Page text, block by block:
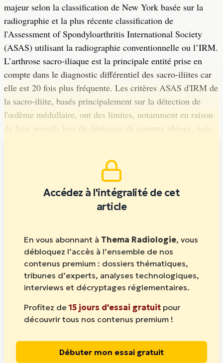
majeur selon la classification de New York basée sur la
radiographie et la plus récente classification de
l'Assessment of Spondyloarthritis International Society
(ASAS) utilisant la radiographie conventionnelle ou l’IRM.
L’arthrose sacro-iliaque est la principale entité prise en
compte dans le diagnostic différentiel des sacro-iliites car
elle est 20 fois plus fréquente. Les critères ASAS d'IRM de
la sacro-iliite, basés principalement sur la détection de
l'œdème médullaire, ont des limites, notamment en raison
de faux positifs lors du dépistage de patients obèses, âgés
Accédez à l'intégralité de cet
article
En vous abonnant à Thema Radiologie, vous
débloquez l’accès à l’ensemble de nos
contenus premium : dossiers thématiques,
tribunes d’experts, analyses technologiques,
interviews et décryptages réglementaires.
Profitez de 15 jours d'essai gratuit pour
découvrir tous nos contenus premium !
Débuter mon essai gratuit